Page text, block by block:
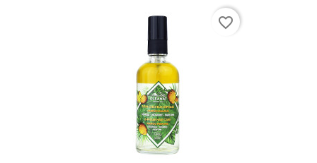
favorite_border